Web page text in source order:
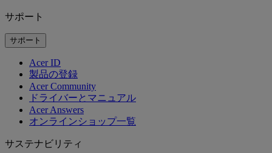
サポート
サポート
Acer ID
製品の登録
Acer Community
ドライバーとマニュアル
Acer Answers
オンラインショップ一覧
サステナビリティ